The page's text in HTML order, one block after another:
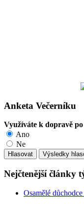
Anketa Večerníku
Využíváte k dopravě po
Ano
Ne
Nejčtenější články
Osamělé